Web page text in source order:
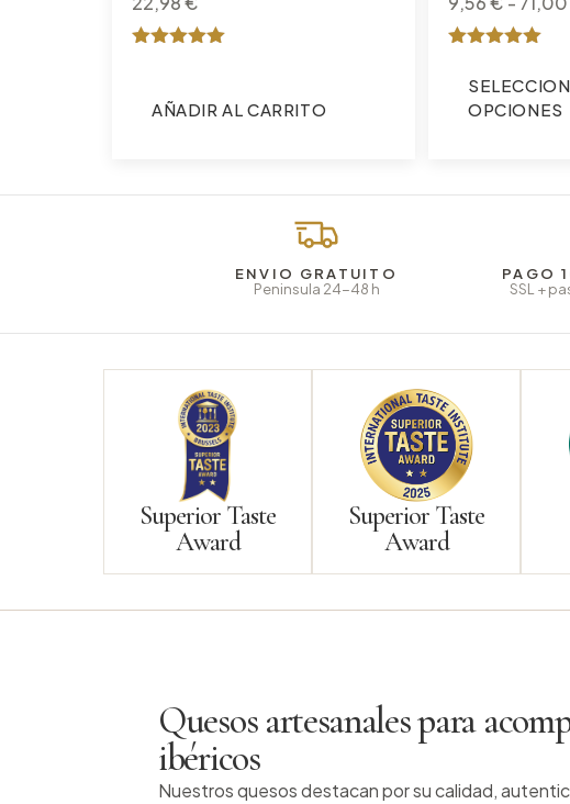
de 5AÑADIR AL CARRITO
con
de 5OPCIONES
ENVIO GRATUITO
Peninsula 24-48 h
PAGO
SSL +
Superior Taste
Award
Superior Taste
Award
Quesos artesanales para
ibéricos
Nuestros quesos destacan por su calidad,